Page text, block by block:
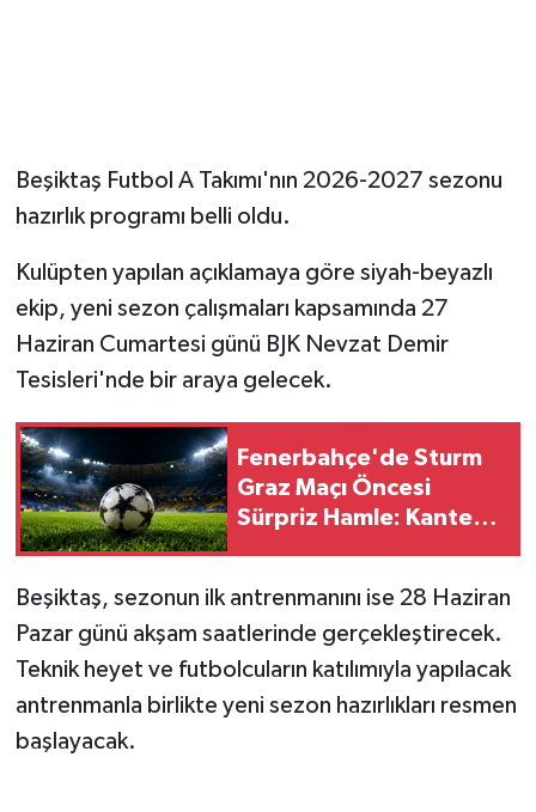
Beşiktaş Futbol A Takımı'nın 2026-2027 sezonu
hazırlık programı belli oldu.
Kulüpten yapılan açıklamaya göre siyah-beyazlı
ekip, yeni sezon çalışmaları kapsamında 27
Haziran Cumartesi günü BJK Nevzat Demir
Tesisleri'nde bir araya gelecek.
Fenerbahçe'de Sturm
Graz Maçı Öncesi
Sürpriz Hamle: Kante
Beşiktaş, sezonun ilk antrenmanını ise 28 Haziran
Pazar günü akşam saatlerinde gerçekleştirecek.
Teknik heyet ve futbolcuların katılımıyla yapılacak
antrenmanla birlikte yeni sezon hazırlıkları resmen
başlayacak.
Siyaset
Sokak Hayvanlarını Sahiplendirme
Sonsöz Özel
Vasıta
Yaşam